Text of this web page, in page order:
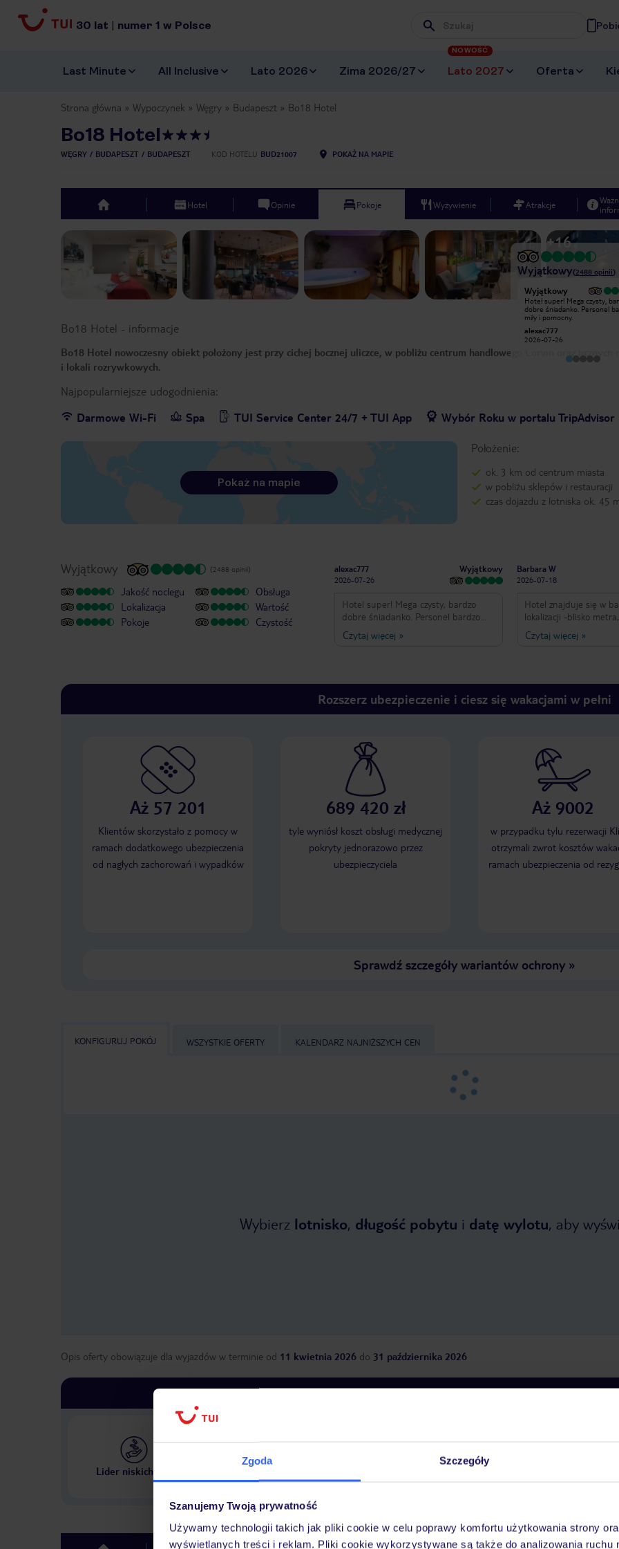
Zgoda Szczegóły
Szanujemy Twoją prywatność
Używamy technologii takich jak pliki cookie w celu poprawy komfortu użytkowania strony
wyświetlanych treści i reklam. Pliki cookie wykorzystywane są także do analizowania ruchu
30 lat | numer 1 w Polsce Wpisz frazę, której szukasz
Last Minute All Inclusive Lato 2026 Zima 2026/27 Lato 2027
NOWOŚĆ
Oferta
Strona główna Wypoczynek Węgry Budapeszt Bo18 Hotel
Bo18 Hotel
WĘGRY BUDAPESZT BUDAPESZT KOD HOTELU BUD21007 POKAŻ NA MAPIE
top Hotel Opinie Pokoje Wyżywienie Atrakcje
+16
Wyjątkowy(2488 opinii)
Wyjątkowy
pokój przestronny zawiera wszystko
centrum handlowego i kilka knajpek
Wyjątkowy
Hotel super! Mega czysty,
dobre śniadanko. Personel
miły i pomocny.
alexac777
2026-07-26
Bo18 Hotel - informacje
Bo18 Hotel nowoczesny obiekt położony jest przy cichej bocznej uliczce, w pobliżu centrum handlowego Corvin oraz licznych
i lokali rozrywkowych.
Najpopularniejsze udogodnienia:
Darmowe Wi-Fi
Spa TUI Service Center 24/7 + TUI App Wybór Roku w portalu TripAdvisor
Położenie:
ok. 3 km od centrum miasta
w pobliżu sklepów i restauracji
czas dojazdu z lotniska ok. 45
Pokaż na mapie
Wyjątkowy (2488 opinii)
Jakość noclegu
Lokalizacja
Pokoje
Obsługa
Wartość
Czystość
alexac777
2026-07-26
Wyjątkowy
Hotel super! Mega czysty, bardzo
dobre śniadanko. Personel bardzo
miły i pomocny.
Czytaj więcej »
Barbara W
2026-07-18
Hotel znajduje się w
lokalizacji -blisko
Do centrum na pieszo
daleko. Apartament
Najważniejsze w tym
że obsługa jest
pewno z rodziną tu
Czytaj więcej »
Rozszerz ubezpieczenie i ciesz się wakacjami w pełni
Aż 57 201
Klientów skorzystało z pomocy w
ramach dodatkowego ubezpieczenia
od nagłych zachorowań i wypadków
689 420 zł
tyle wyniósł koszt obsługi medycznej
pokryty jednorazowo przez
ubezpieczyciela
Aż 9002
w przypadku tylu rezerwacji
otrzymali zwrot kosztów
ramach ubezpieczenia od
Sprawdź szczegóły wariantów ochrony»
KONFIGURUJ POKÓJ WSZYSTKIE OFERTY KALENDARZ NAJNIŻSZYCH CEN
Wybierz lotnisko, długość pobytu i datę wylotu, aby
Opis oferty obowiązuje dla wyjazdów w terminie od 11 kwietnia 2026 do 31 października 2026
Dlaczego warto wybrać TUI?
Lider niskich cen
Największe biuro podróży
w Polsce
Tylko u nas opieka na